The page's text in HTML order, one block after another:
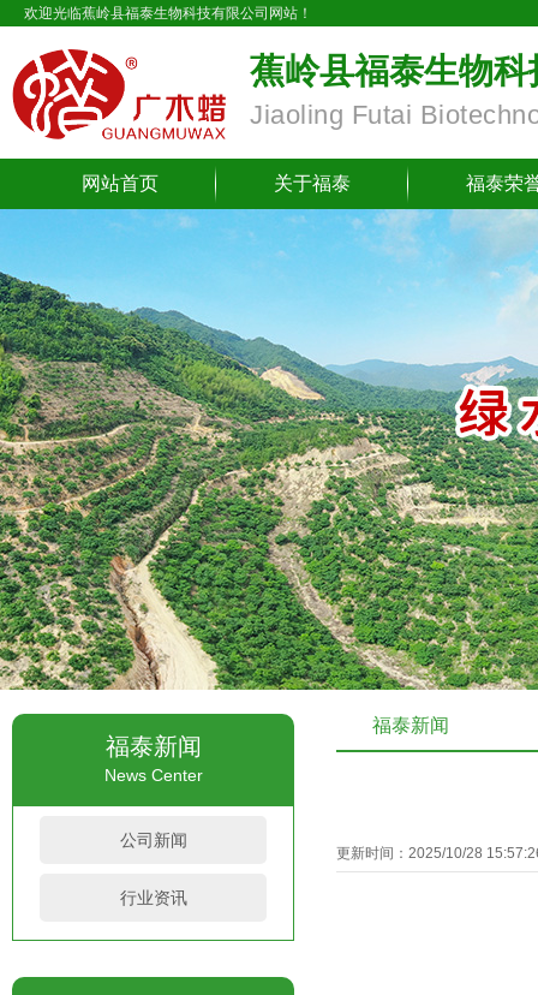
欢迎光临蕉岭县福泰生物科技有限公司网站！
蕉岭县福泰生物
Jiaoling Futai
网站首页 关于福泰 福泰荣
福泰新闻
News Center
公司新闻
行业资讯
福泰新闻
更新时间：2025/10/28